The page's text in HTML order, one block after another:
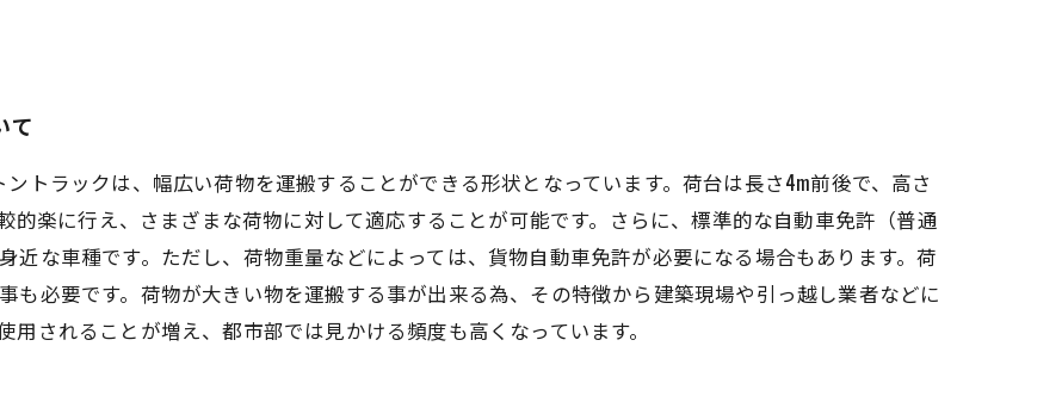
て
トラックは、幅広い荷物を運搬することができる形状となっています。荷台は長さ4m前後で、高さ
的楽に行え、さまざまな荷物に対して適応することが可能です。さらに、標準的な自動車免許（普通
近な車種です。ただし、荷物重量などによっては、貨物自動車免許が必要になる場合もあります。荷
も必要です。荷物が大きい物を運搬する事が出来る為、その特徴から建築現場や引っ越し業者などに
されることが増え、都市部では見かける頻度も高くなっています。